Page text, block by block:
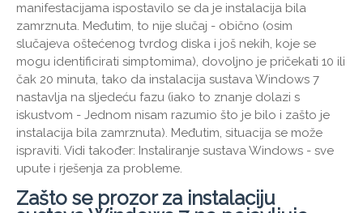
manifestacijama ispostavilo se da je instalacija bila
zamrznuta. Međutim, to nije slučaj - obično (osim
slučajeva oštećenog tvrdog diska i još nekih, koje se
mogu identificirati simptomima), dovoljno je pričekati 10 ili
čak 20 minuta, tako da instalacija sustava Windows 7
nastavlja na sljedeću fazu (iako to znanje dolazi s
iskustvom - Jednom nisam razumio što je bilo i zašto je
instalacija bila zamrznuta). Međutim, situacija se može
ispraviti. Vidi također: Instaliranje sustava Windows - sve
upute i rješenja za probleme.
Zašto se prozor za instalaciju